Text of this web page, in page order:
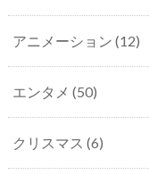
アニメーション (12)
エンタメ (50)
クリスマス (6)